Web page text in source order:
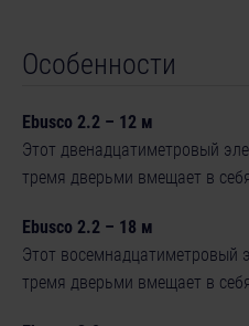
Особенности
Ebusco 2.2 – 12 м
Этот двенадцатиметровый
тремя дверьми вмещает в
Ebusco 2.2 – 18 м
Этот восемнадцатиметровый
тремя дверьми вмещает в